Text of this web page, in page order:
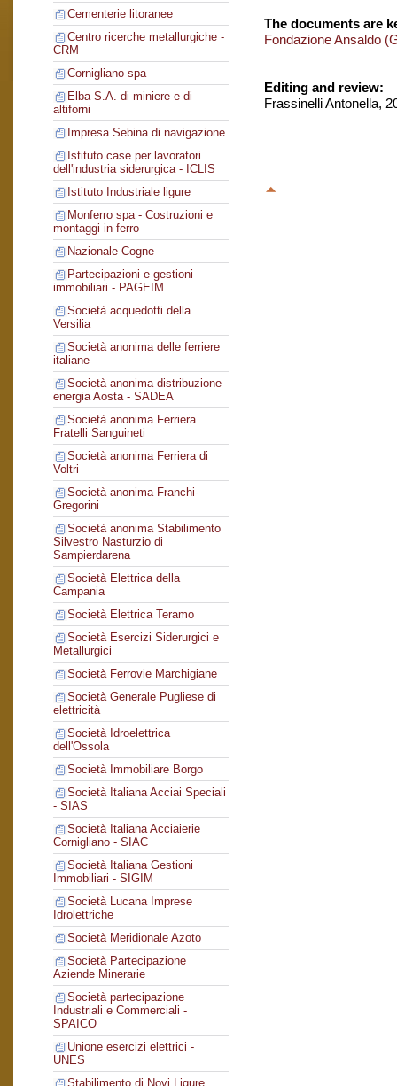
Cementerie litoranee
Centro ricerche metallurgiche -
CRM
Cornigliano spa
Elba S.A. di miniere e di
altiforni
Impresa Sebina di navigazione
Istituto case per lavoratori
dell'industria siderurgica - ICLIS
Istituto Industriale ligure
Monferro spa - Costruzioni e
montaggi in ferro
Nazionale Cogne
Partecipazioni e gestioni
immobiliari - PAGEIM
Società acquedotti della
Versilia
Società anonima delle ferriere
italiane
Società anonima distribuzione
energia Aosta - SADEA
Società anonima Ferriera
Fratelli Sanguineti
Società anonima Ferriera di
Voltri
Società anonima Franchi-
Gregorini
Società anonima Stabilimento
Silvestro Nasturzio di
Sampierdarena
Società Elettrica della
Campania
Società Elettrica Teramo
Società Esercizi Siderurgici e
Metallurgici
Società Ferrovie Marchigiane
Società Generale Pugliese di
elettricità
Società Idroelettrica
dell'Ossola
Società Immobiliare Borgo
Società Italiana Acciai Speciali
- SIAS
Società Italiana Acciaierie
Cornigliano - SIAC
Società Italiana Gestioni
Immobiliari - SIGIM
Società Lucana Imprese
Idrolettriche
Società Meridionale Azoto
Società Partecipazione
Aziende Minerarie
Società partecipazione
Industriali e Commerciali -
SPAICO
Unione esercizi elettrici -
UNES
Stabilimento di Novi Ligure
The documents are
Fondazione Ansaldo
Editing and review:
Frassinelli Antonella,